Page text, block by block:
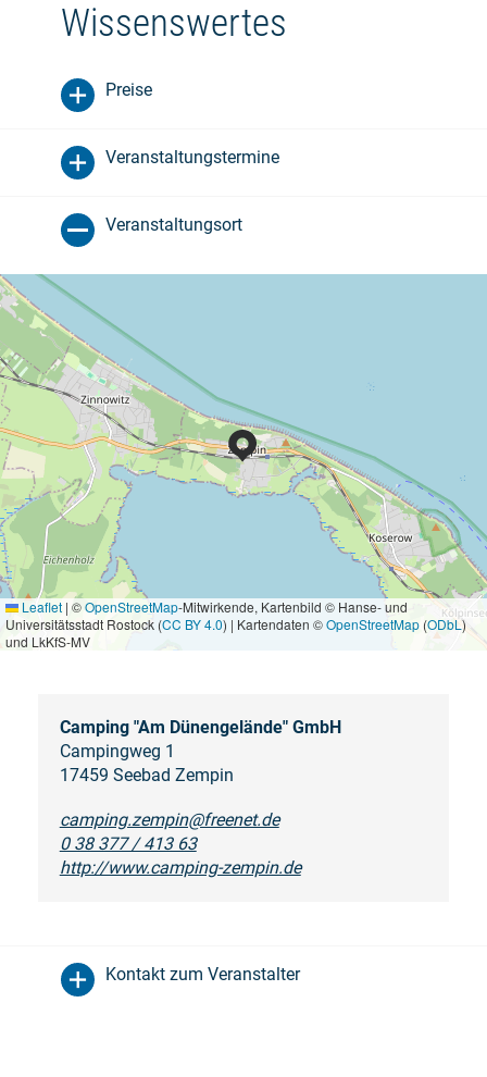
Wissenswertes
Preise
Veranstaltungstermine
Veranstaltungsort
Leaflet | ©OpenStreetMap-Mitwirkende, Kartenbild © Hanse- und
Universitätsstadt Rostock (CC BY 4.0) | Kartendaten ©OpenStreetMap (ODbL)
und LkKfS-MV
Camping "Am Dünengelände" GmbH
Campingweg 1
17459 Seebad Zempin
camping.zempin@freenet.de
0 38 377 / 413 63
http://www.camping-zempin.de
Kontakt zum Veranstalter